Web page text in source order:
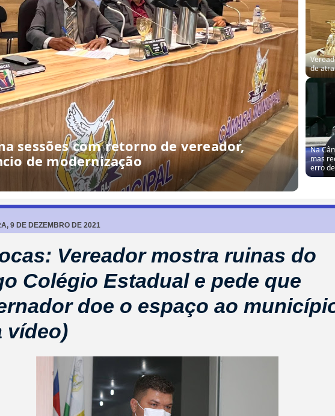
sessões com retorno de vereador,
de modernização
de
Na
mas
erro
9 DE DEZEMBRO DE 2021
Vereador mostra ruinas do
Colégio Estadual e pede que
doe o espaço ao
vídeo)